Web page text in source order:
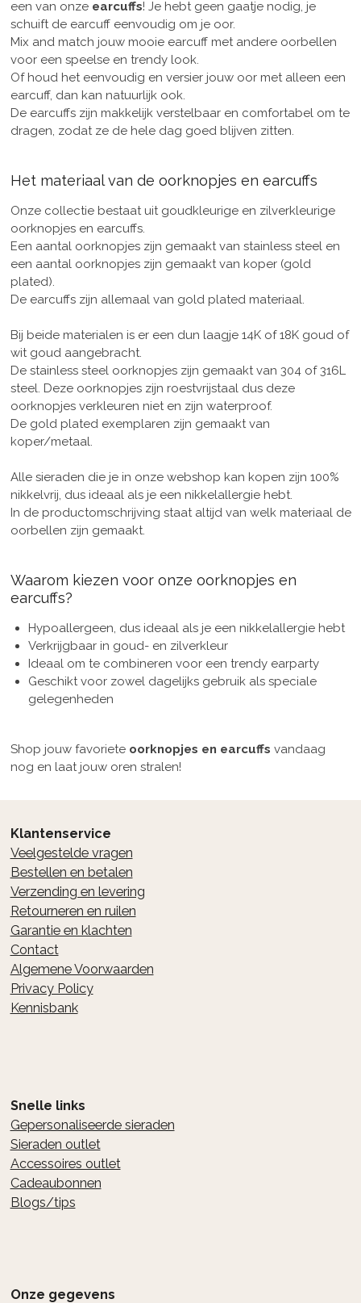
een van onze earcuffs! Je hebt geen gaatje nodig, je
schuift de earcuff eenvoudig om je oor.
Mix and match jouw mooie earcuff met andere oorbellen
voor een speelse en trendy look.
Of houd het eenvoudig en versier jouw oor met alleen een
earcuff, dan kan natuurlijk ook.
De earcuffs zijn makkelijk verstelbaar en comfortabel om te
dragen, zodat ze de hele dag goed blijven zitten.
Het materiaal van de oorknopjes en earcuffs
Onze collectie bestaat uit goudkleurige en zilverkleurige
oorknopjes en earcuffs.
Een aantal oorknopjes zijn gemaakt van stainless steel en
een aantal oorknopjes zijn gemaakt van koper (gold
plated).
De earcuffs zijn allemaal van gold plated materiaal.
Bij beide materialen is er een dun laagje 14K of 18K goud of
wit goud aangebracht.
De stainless steel oorknopjes zijn gemaakt van 304 of 316L
steel. Deze oorknopjes zijn roestvrijstaal dus deze
oorknopjes verkleuren niet en zijn waterproof.
De gold plated exemplaren zijn gemaakt van
koper/metaal.
Alle sieraden die je in onze webshop kan kopen zijn 100%
nikkelvrij, dus ideaal als je een nikkelallergie hebt.
In de productomschrijving staat altijd van welk materiaal de
oorbellen zijn gemaakt.
Waarom kiezen voor onze oorknopjes en
earcuffs?
Hypoallergeen, dus ideaal als je een nikkelallergie hebt
Verkrijgbaar in goud- en zilverkleur
Ideaal om te combineren voor een trendy earparty
Geschikt voor zowel dagelijks gebruik als speciale
gelegenheden
Shop jouw favoriete oorknopjes en earcuffs vandaag
nog en laat jouw oren stralen!
Klantenservice
Veelgestelde vragen
Bestellen en betalen
Verzending en levering
Retourneren en ruilen
Garantie en klachten
Contact
Algemene Voorwaarden
Privacy Policy
Kennisbank
Snelle links
Gepersonaliseerde sieraden
Sieraden outlet
Accessoires outlet
Cadeaubonnen
Blogs/tips
Onze gegevens